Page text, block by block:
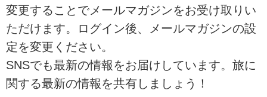
変更することでメールマガジンをお受け取りい
ただけます。ログイン後、メールマガジンの設
定を変更ください。
SNSでも最新の情報をお届けしています。旅に
関する最新の情報を共有しましょう！